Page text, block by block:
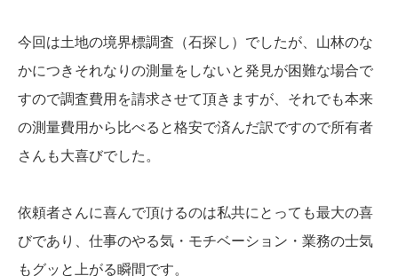
今回は土地の境界標調査（石探し）でしたが、山林のな
かにつきそれなりの測量をしないと発見が困難な場合で
すので調査費用を請求させて頂きますが、それでも本来
の測量費用から比べると格安で済んだ訳ですので所有者
さんも大喜びでした。
依頼者さんに喜んで頂けるのは私共にとっても最大の喜
びであり、仕事のやる気・モチベーション・業務の士気
もグッと上がる瞬間です。